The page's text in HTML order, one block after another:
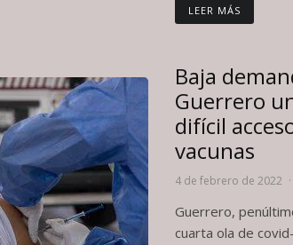
LEER MÁS
Baja
Guerrero
difícil
vacunas
4 de febrero de 2022 ·
Guerrero,
cuarta ola de